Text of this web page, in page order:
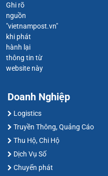
Ghi rõ
nguồn
"vietnampost.vn"
khi phát
hành lại
thông tin từ
website này
Doanh Nghiệp
Logistics
Truyền Thông, Quảng Cáo
Thu Hộ, Chi Hộ
Dịch Vụ Số
Chuyển phát